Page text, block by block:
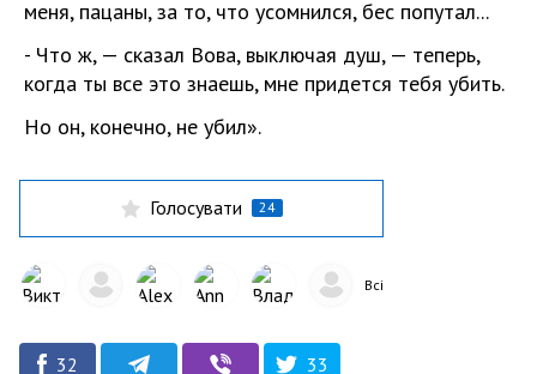
меня, пацаны, за то, что усомнился, бес попутал...
- Что ж, — сказал Вова, выключая душ, — теперь,
когда ты все это знаешь, мне придется тебя убить.
Но он, конечно, не убил».
Голосувати 24
Всі
32 33